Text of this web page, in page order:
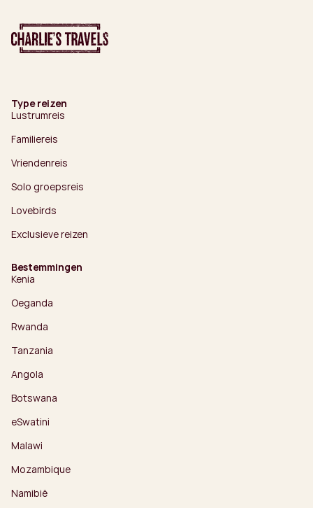
Type reizen
Lustrumreis
Familiereis
Vriendenreis
Solo groepsreis
Lovebirds
Exclusieve reizen
Bestemmingen
Kenia
Oeganda
Rwanda
Tanzania
Angola
Botswana
eSwatini
Malawi
Mozambique
Namibië